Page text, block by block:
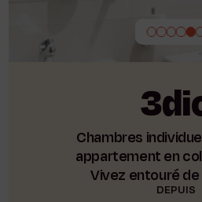
Chambres
appartement en
Vivez entouré de
DEPUIS